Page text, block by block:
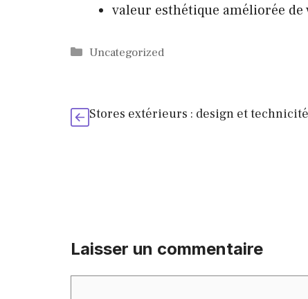
valeur esthétique améliorée de
Catégories
Uncategorized
Stores extérieurs : design et technicité
Laisser un commentaire